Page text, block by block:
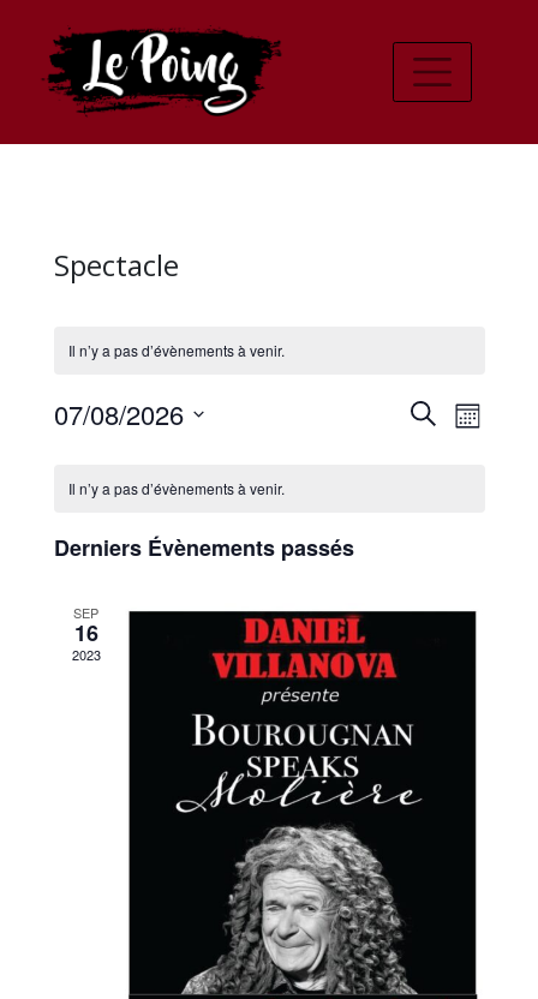
Spectacle
Il n’y a pas d’évènements à venir.
vues
Recherche
Mois
07/08/2026
date.
Calendrier
Évènements
Il n’y a pas d’évènements à venir.
Derniers Évènements passés
SEP
16
2023